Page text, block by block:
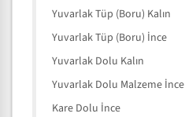
Yuvarlak Tüp (Boru) Kalın
Yuvarlak Tüp (Boru) İnce
Yuvarlak Dolu Kalın
Yuvarlak Dolu Malzeme İnce
Kare Dolu İnce